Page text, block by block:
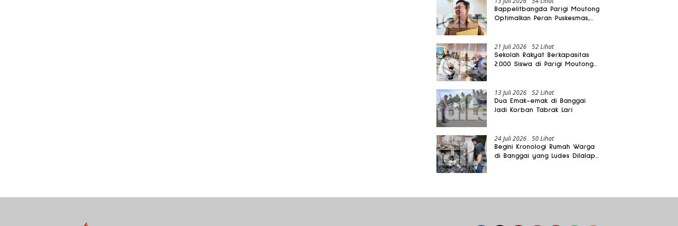
Bappelitbangda Parigi Moutong
Optimalkan Peran Puskesmas,
21 Juli 2026 52 Lihat
Sekolah Rakyat Berkapasitas
2.000 Siswa di Parigi Moutong
13 Juli 2026 52 Lihat
Dua Emak-emak di Banggai
Jadi Korban Tabrak Lari
24 Juli 2026 50 Lihat
Begini Kronologi Rumah Warga
di Banggai yang Ludes Dilalap